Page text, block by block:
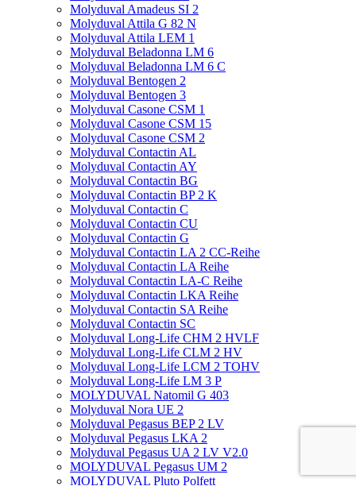
Molyduval Amadeus SI 2
Molyduval Attila G 82 N
Molyduval Attila LEM 1
Molyduval Beladonna LM 6
Molyduval Beladonna LM 6 C
Molyduval Bentogen 2
Molyduval Bentogen 3
Molyduval Casone CSM 1
Molyduval Casone CSM 15
Molyduval Casone CSM 2
Molyduval Contactin AL
Molyduval Contactin AY
Molyduval Contactin BG
Molyduval Contactin BP 2 K
Molyduval Contactin C
Molyduval Contactin CU
Molyduval Contactin G
Molyduval Contactin LA 2 CC-Reihe
Molyduval Contactin LA Reihe
Molyduval Contactin LA-C Reihe
Molyduval Contactin LKA Reihe
Molyduval Contactin SA Reihe
Molyduval Contactin SC
Molyduval Long-Life CHM 2 HVLF
Molyduval Long-Life CLM 2 HV
Molyduval Long-Life LCM 2 TOHV
Molyduval Long-Life LM 3 P
MOLYDUVAL Natomil G 403
Molyduval Nora UE 2
Molyduval Pegasus BEP 2 LV
Molyduval Pegasus LKA 2
Molyduval Pegasus UA 2 LV V2.0
MOLYDUVAL Pegasus UM 2
MOLYDUVAL Pluto Polfett